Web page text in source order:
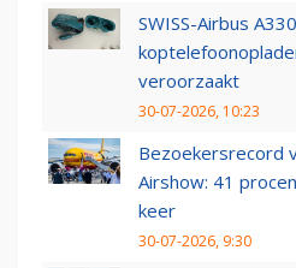
SWISS-Airbus
veroorzaakt
30-07-2026, 10:23
Bezoekersrecord
Airshow: 41
keer
30-07-2026, 9:30